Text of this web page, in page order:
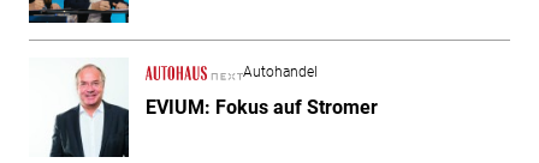
Autohandel
EVIUM: Fokus auf Stromer